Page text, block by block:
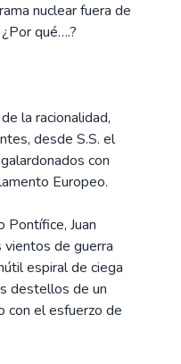
nuclear fuera de
qué….?
la racionalidad,
desde S.S. el
con
Europeo.
Pontífice, Juan
vientos de guerra
espiral de ciega
destellos de un
con el esfuerzo de